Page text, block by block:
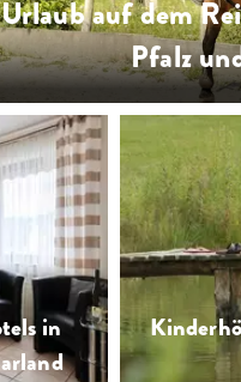
Urlaub auf dem
Pfalz
Reiterhof und
Reitunterricht
in